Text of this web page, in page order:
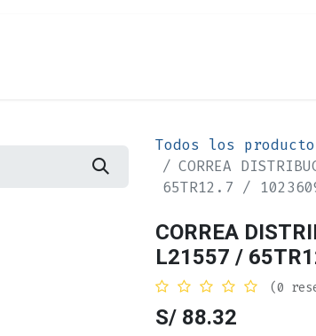
Todos los
CORREA
65TR12.7 /
CORREA
L21557 /
(0
S/ 88.32